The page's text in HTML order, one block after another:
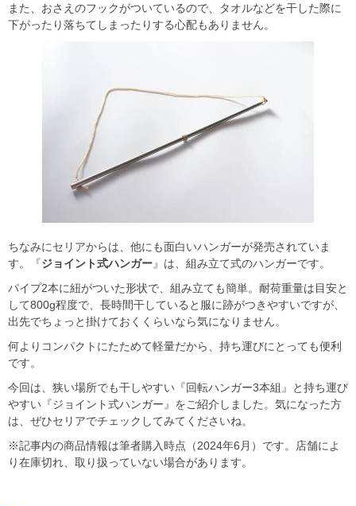
また、おさえのフックがついているので、タオルなどを干した際に
下がったり落ちてしまったりする心配もありません。
ちなみにセリアからは、他にも面白いハンガーが発売されていま
す。『ジョイント式ハンガー』は、組み立て式のハンガーです。
パイプ2本に紐がついた形状で、組み立ても簡単。耐荷重量は目安と
して800g程度で、長時間干していると服に跡がつきやすいですが、
出先でちょっと掛けておくくらいなら気になりません。
何よりコンパクトにたためて軽量だから、持ち運びにとっても便利
です。
今回は、狭い場所でも干しやすい『回転ハンガー3本組』と持ち運び
やすい『ジョイント式ハンガー』をご紹介しました。気になった方
は、ぜひセリアでチェックしてみてくださいね。
※記事内の商品情報は筆者購入時点（2024年6月）です。店舗によ
り在庫切れ、取り扱っていない場合があります。